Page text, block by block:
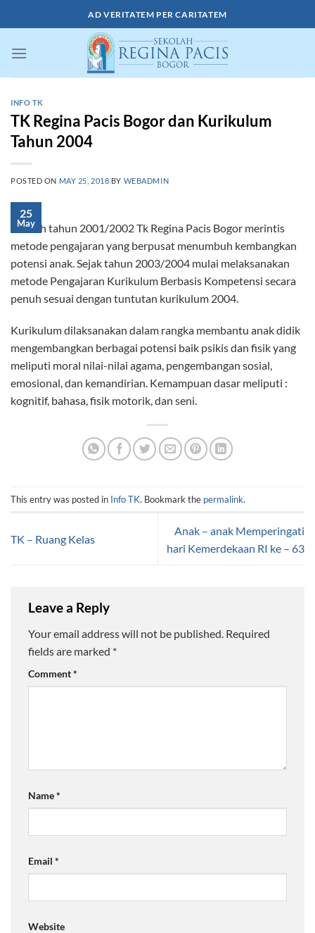
to
AD VERITATEM PER CARITATEM
INFO TK
TK Regina Pacis Bogor dan Kurikulum
Tahun 2004
POSTED ON MAY 25, 2018 BY WEBADMIN
25
May
Setelah tahun 2001/2002 Tk Regina Pacis Bogor merintis
metode pengajaran yang berpusat menumbuh kembangkan
potensi anak. Sejak tahun 2003/2004 mulai melaksanakan
metode Pengajaran Kurikulum Berbasis Kompetensi secara
penuh sesuai dengan tuntutan kurikulum 2004.
Kurikulum dilaksanakan dalam rangka membantu anak didik
mengembangkan berbagai potensi baik psikis dan fisik yang
meliputi moral nilai-nilai agama, pengembangan sosial,
emosional, dan kemandirian. Kemampuan dasar meliputi :
kognitif, bahasa, fisik motorik, dan seni.
This entry was posted in Info TK. Bookmark the permalink.
TK – Ruang Kelas
Anak – anak Memperingati
hari Kemerdekaan RI ke – 63
Leave a Reply
Your email address will not be published. Required
fields are marked *
Comment*
Name*
Email *
Website